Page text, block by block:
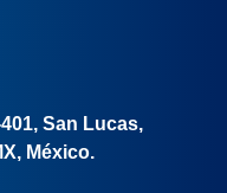
San Lucas,
México.